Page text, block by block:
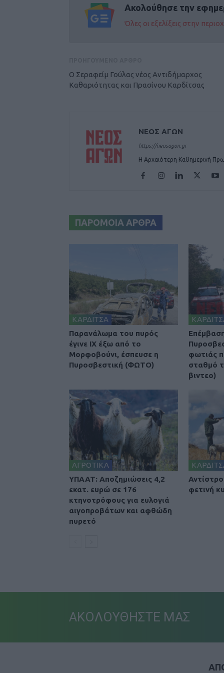
Ακολούθησε την
Όλες οι εξελίξεις στην
Ο Σεραφείμ Γούλας νέος Αντιδήμαρχος
Καθαριότητας και Πρασίνου Καρδίτσας
ΝΕΟΣ ΑΓΩΝ
https://neosagon.gr
Η Αρχαιότερη Καθημερινή
ΠΑΡΟΜΟΙΑ ΑΡΘΡΑ
ΚΑΡΔΙΤΣΑ
Παρανάλωμα του πυρός
έγινε ΙΧ έξω από το
Μορφοβούνι, έσπευσε η
Πυροσβεστική (ΦΩΤΟ)
φωτιάς
σταθμό
βιντεο)
ΑΓΡΟΤΙΚΑ
ΥΠΑΑΤ: Αποζημιώσεις 4,2
εκατ. ευρώ σε 176
κτηνοτρόφους για ευλογιά
αιγοπροβάτων και αφθώδη
πυρετό
φετινή
ΑΚΟΛΟΥΘΗΣΤΕ ΜΑΣ